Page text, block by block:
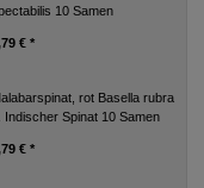
10 Samen
€ *
rot Basella rubra
Indischer Spinat 10 Samen
€ *